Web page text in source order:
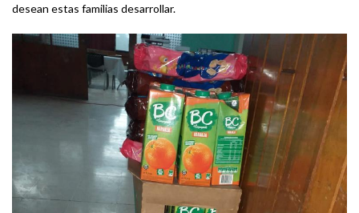
desean estas familias desarrollar.